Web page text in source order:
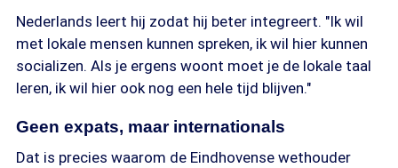
Nederlands leert hij zodat hij beter integreert. "Ik wil
met lokale mensen kunnen spreken, ik wil hier kunnen
socializen. Als je ergens woont moet je de lokale taal
leren, ik wil hier ook nog een hele tijd blijven."
Geen expats, maar internationals
Dat is precies waarom de Eindhovense wethouder